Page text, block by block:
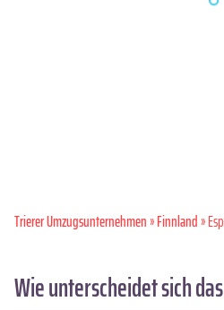
Trierer Umzugsunternehmen»Finnland»
Wie unterscheidet sich